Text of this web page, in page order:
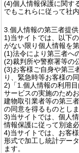
(4)個人情報保護に関す
でもこれらに従って社
3.個人情報の第三者提
1)当サイトでは、以下
がない限り個人情報を
(1)法令により第三者へ
(2)裁判所や警察署等の
(3)お客様ご自身や第三
り、緊急時等お客様の
2)「1.個人情報の利用
サービスの実施のため
建物取引業者等の第三
の同意を得るものとしま
3)当サイトでは、個人
情報保護に従って別途
4)当サイトでは、お客
形式で加工し統計デー
ます。